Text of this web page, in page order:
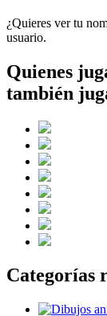
¿Quieres ver tu
usuario.
Quienes
también
Categorías